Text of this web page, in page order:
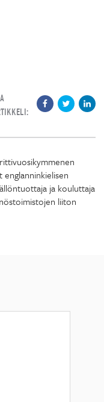
englanninkielisen
ja kouluttaja
liiton